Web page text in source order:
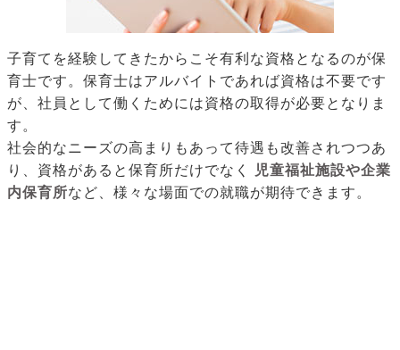
子育てを経験してきたからこそ有利な資格となるのが保
育士です。保育士はアルバイトであれば資格は不要です
が、社員として働くためには資格の取得が必要となりま
す。
社会的なニーズの高まりもあって待遇も改善されつつあ
り、資格があると保育所だけでなく
児童福祉施設や企業
内保育所など、様々な場面での就職が期待できます。